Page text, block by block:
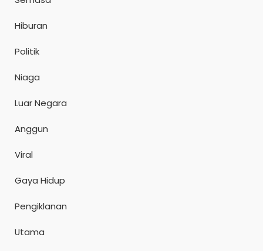
Hiburan
Politik
Niaga
Luar Negara
Anggun
Viral
Gaya Hidup
Pengiklanan
Utama